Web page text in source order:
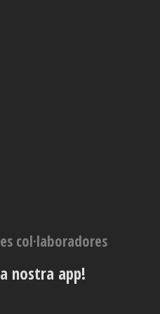
col·laboradores
nostra app!